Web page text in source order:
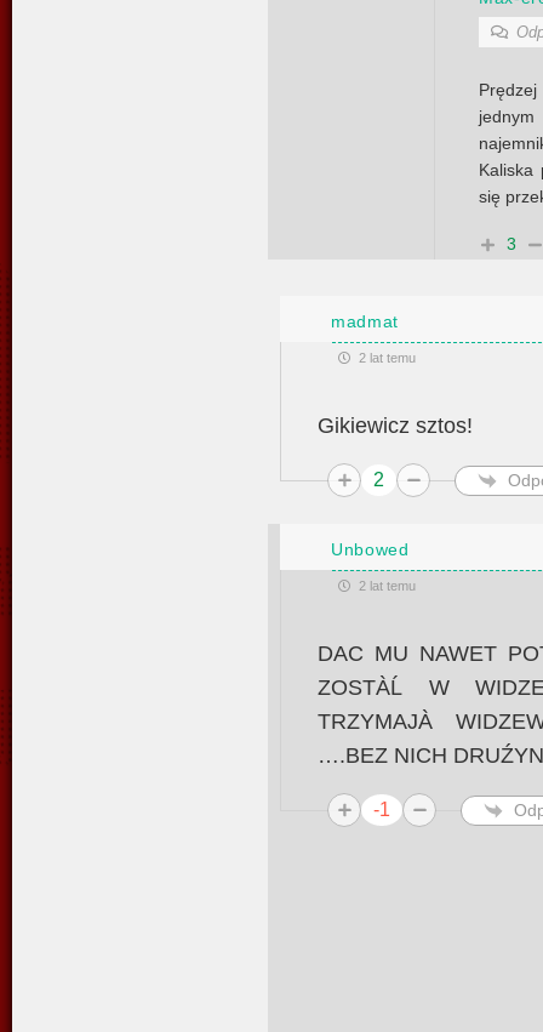
Kaliska
się
3
madmat
2 lat temu
Gikiewicz sztos!
2
Unbowed
2 lat temu
DAC MU NAWET
ZOSTÀĹ W
TRZYMAJÀ
….BEZ NICH
-1